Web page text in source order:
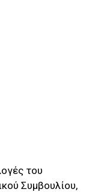
του
Συμβουλίου,